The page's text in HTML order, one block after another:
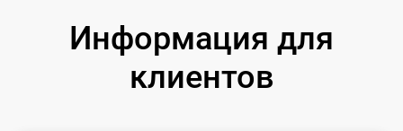
Информация для
клиентов